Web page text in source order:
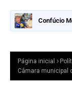
Confúcio
Página inicial
Câmara municipal